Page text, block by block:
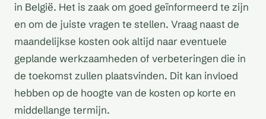
in België. Het is zaak om goed geïnformeerd te zijn
en om de juiste vragen te stellen. Vraag naast de
maandelijkse kosten ook altijd naar eventuele
geplande werkzaamheden of verbeteringen die in
de toekomst zullen plaatsvinden. Dit kan invloed
hebben op de hoogte van de kosten op korte en
middellange termijn.